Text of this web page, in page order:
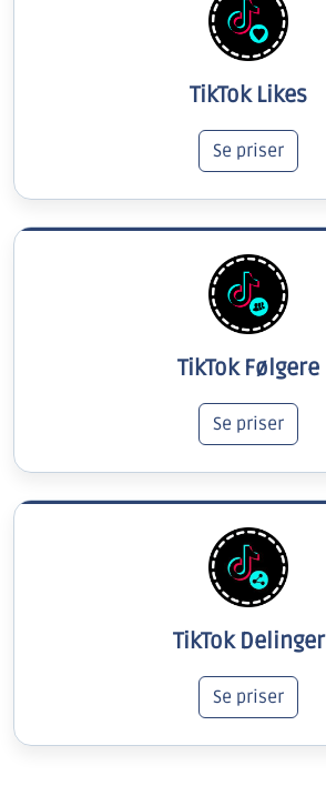
TikTok Likes
Se priser
TikTok Følgere
Se priser
TikTok Delinger
Se priser